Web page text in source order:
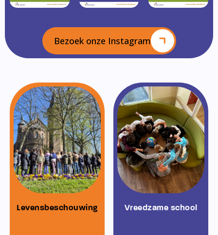
Bezoek onze Instagram
Levensbeschouwing Vreedzame school